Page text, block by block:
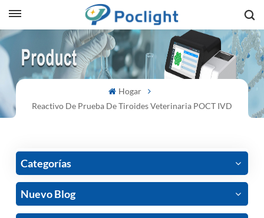
Hogar
Reactivo De Prueba De Tiroides Veterinaria POCT IVD
Categorías
Nuevo Blog